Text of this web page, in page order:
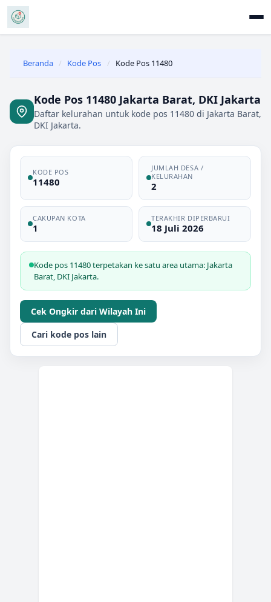
Beranda / Kode Pos / Kode Pos 11480
Kode Pos 11480 Jakarta Barat, DKI Jakarta
Daftar kelurahan untuk kode pos 11480 di Jakarta Barat,
DKI Jakarta.
KODE POS
11480
JUMLAH DESA /
KELURAHAN
2
CAKUPAN KOTA
1
TERAKHIR DIPERBARUI
18 Juli 2026
Kode pos 11480 terpetakan ke satu area utama: Jakarta
Barat, DKI Jakarta.
Cek Ongkir dari Wilayah Ini
Cari kode pos lain